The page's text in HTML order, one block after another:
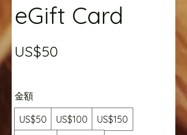
eGift Card
US$50
金額
US$50
US$100
US$150